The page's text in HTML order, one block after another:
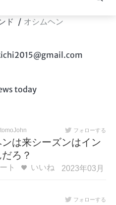
ド オシムヘン
today
フォローする
は来シーズンはイン
ろ？
ト いいね
2023年03月
フォローする